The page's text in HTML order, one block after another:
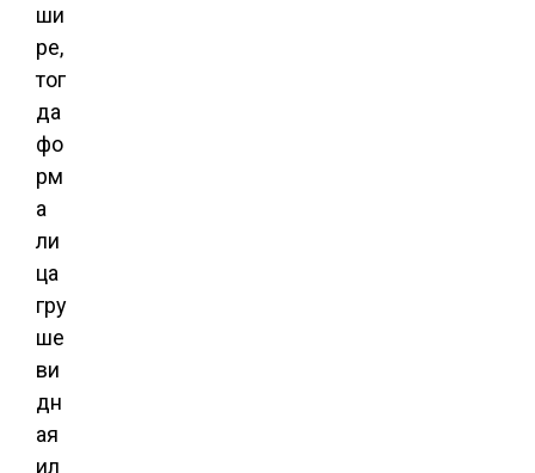
ши
ре,
тог
да
фо
рм
а
ли
ца
гру
ше
ви
дн
ая
ил